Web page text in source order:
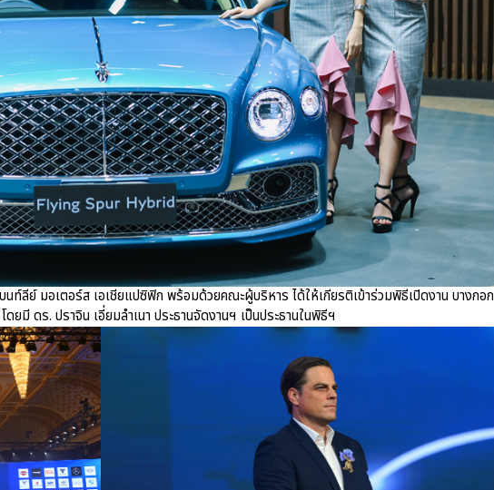
นท์ลีย์ มอเตอร์ส เอเชียแปซิฟิก พร้อมด้วยคณะผู้บริหาร ได้ให้เกียรติเข้าร่วมพิธีเปิดงาน บางกอก
มี ดร. ปราจิน เอี่ยมลำเนา ประธานจัดงานฯ เป็นประธานในพิธีฯ